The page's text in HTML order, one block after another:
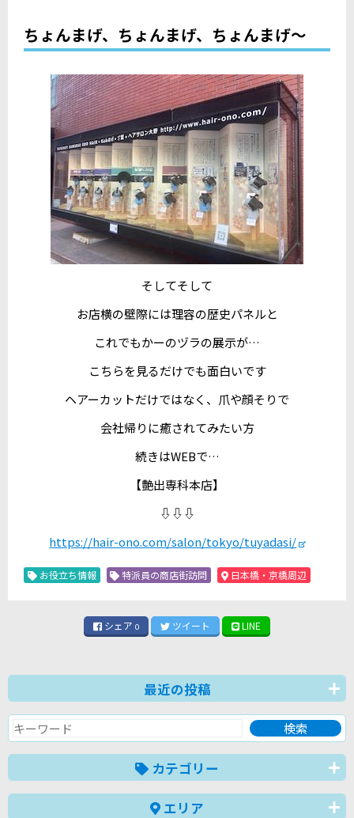
ちょんまげ、ちょんまげ、ちょんまげ～
そしてそして
お店横の壁際には理容の歴史パネルと
これでもかーのヅラの展示が…
こちらを見るだけでも面白いです
ヘアーカットだけではなく、爪や顔そりで
会社帰りに癒されてみたい方
続きはWEBで…
【艶出専科本店】
⇩⇩⇩
https://hair-ono.com/salon/tokyo/tuyadasi/
お役立ち情報 特派員の商店街訪問 日本橋・京橋周辺
シェア 0 ツイート LINE
最近の投稿
カテゴリー
エリア